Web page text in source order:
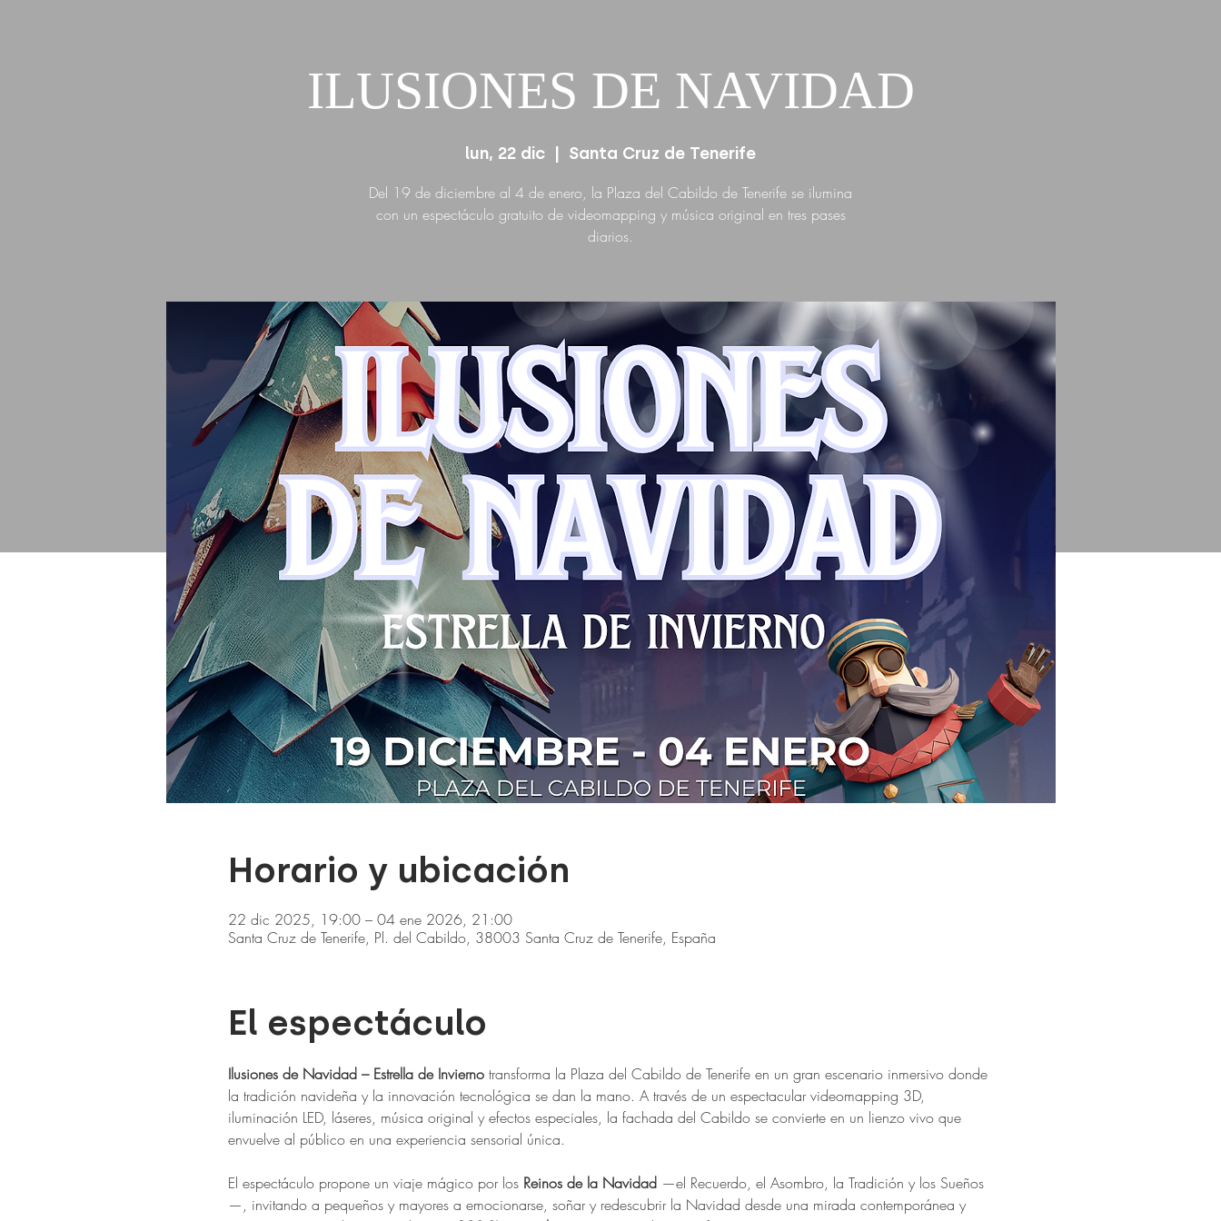
ILUSIONES DE NAVIDAD
lun, 22 dic
Santa Cruz de Tenerife
Del 19 de diciembre al 4 de enero, la Plaza del Cabildo de Tenerife se ilumina
con un espectáculo gratuito de videomapping y música original en tres pases
diarios.
Horario y ubicación
22 dic 2025, 19:00 – 04 ene 2026, 21:00
Santa Cruz de Tenerife, Pl. del Cabildo, 38003 Santa Cruz de Tenerife, España
El espectáculo
Ilusiones de Navidad – Estrella de Invierno transforma la Plaza del Cabildo de Tenerife en un gran escenario inmersivo donde
la tradición navideña y la innovación tecnológica se dan la mano. A través de un espectacular videomapping 3D,
iluminación LED, láseres, música original y efectos especiales, la fachada del Cabildo se convierte en un lienzo vivo que
envuelve al público en una experiencia sensorial única.
El espectáculo propone un viaje mágico por los Reinos de la Navidad —el Recuerdo, el Asombro, la Tradición y los Sueños
—, invitando a pequeños y mayores a emocionarse, soñar y redescubrir la Navidad desde una mirada contemporánea y